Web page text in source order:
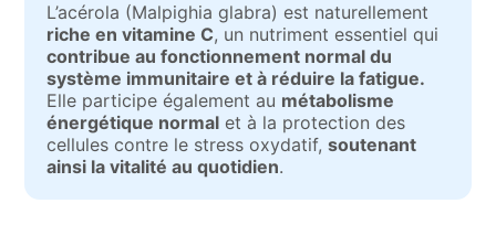
L’acérola (Malpighia glabra) est naturellement
riche en vitamine C, un nutriment essentiel qui
contribue au fonctionnement normal du
système immunitaire et à réduire la fatigue.
Elle participe également au métabolisme
énergétique normal et à la protection des
cellules contre le stress oxydatif,soutenant
ainsi la vitalité au quotidien.